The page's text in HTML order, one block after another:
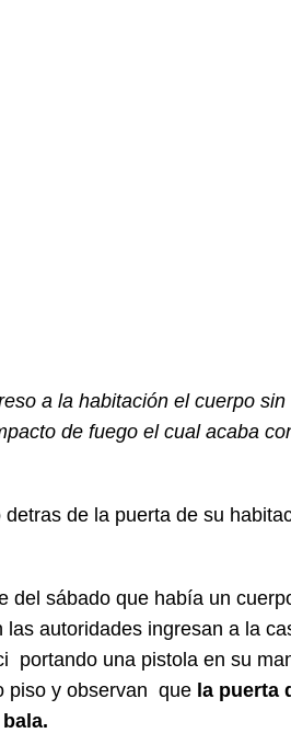
a la habitación el cuerpo sin
de fuego el cual acaba
de la puerta de su
del sábado que había un
autoridades ingresan a la
portando una pistola en su
piso y observan que la puerta